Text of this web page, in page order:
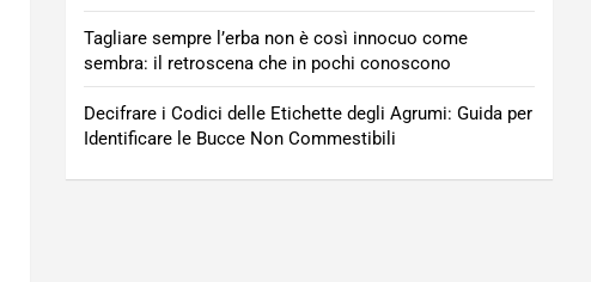
Tagliare sempre l’erba non è così innocuo come
sembra: il retroscena che in pochi conoscono
Decifrare i Codici delle Etichette degli Agrumi: Guida per
Identificare le Bucce Non Commestibili